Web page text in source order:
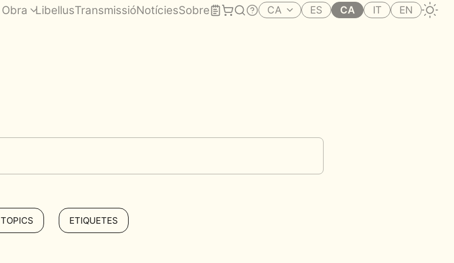
Obra LibellusTransmissióNotíciesSobre CA ES CA IT EN
TOPICS ETIQUETES